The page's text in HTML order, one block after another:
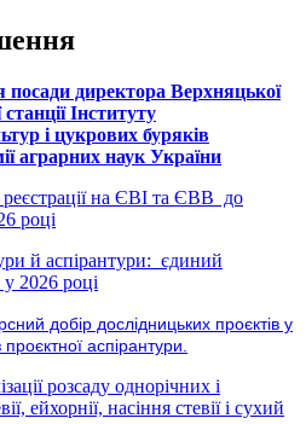
посади директора Верхняцької
Інституту
і цукрових буряків
аграрних наук України
на ЄВІ та ЄВВ до
році
й аспірантури: єдиний
2026 році
добір дослідницьких проєктів у
аспірантури.
розсаду однорічних і
ейхорнії, насіння стевії і сухий